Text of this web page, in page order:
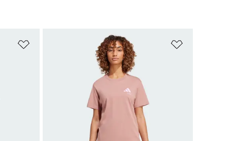
Añadir a la lista de deseos